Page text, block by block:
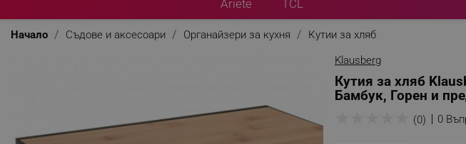
Ariete TCL
Начало Съдове и аксесоари Органайзери за кухня
Кутии за хляб
Klausberg
Кутия за хляб
Бамбук, Горен и
(0) 0